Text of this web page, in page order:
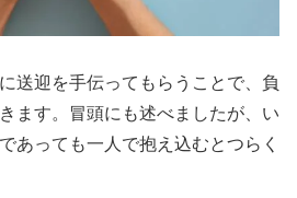
送迎を手伝ってもらうことで、負
ます。冒頭にも述べましたが、い
あっても一人で抱え込むとつらく